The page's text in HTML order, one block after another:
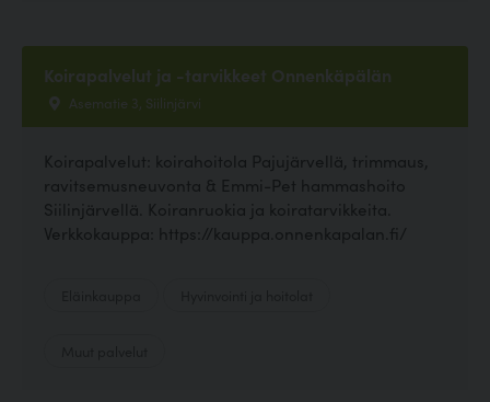
Koirapalvelut ja -tarvikkeet Onnenkäpälän
Asematie 3, Siilinjärvi
Koirapalvelut: koirahoitola Pajujärvellä, trimmaus,
ravitsemusneuvonta & Emmi-Pet hammashoito
Siilinjärvellä. Koiranruokia ja koiratarvikkeita.
Verkkokauppa: https://kauppa.onnenkapalan.fi/